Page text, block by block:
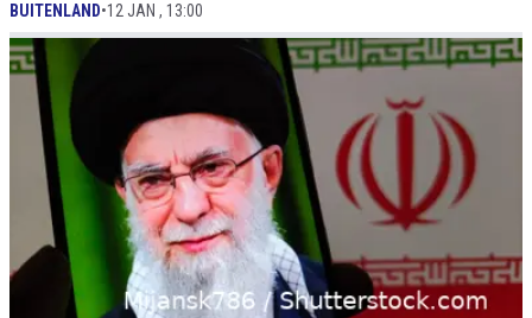
BUITENLAND•12 JAN , 13:00